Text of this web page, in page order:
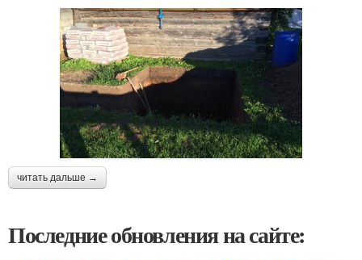
читать дальше →
Последние обновления на сайте: